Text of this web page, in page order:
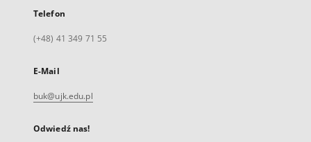
Telefon
(+48) 41 349 71 55
E-Mail
buk@ujk.edu.pl
Odwiedź nas!